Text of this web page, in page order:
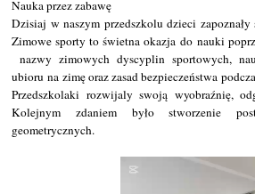
Nauka przez zabawę
Dzisiaj w naszym przedszkolu dzieci
Zimowe sporty to świetna okazja do nauki
nazwy zimowych dyscyplin sportowych,
ubioru na zimę oraz zasad bezpieczeństwa
Przedszkolaki rozwijaly swoją wyobraźnię,
Kolejnym zdaniem było stworzenie
geometrycznych.